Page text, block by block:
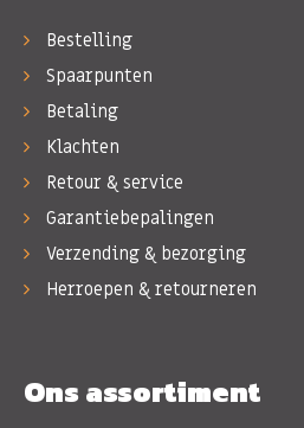
Bestelling
Spaarpunten
Betaling
Klachten
Retour & service
Garantiebepalingen
Verzending & bezorging
Herroepen & retourneren
Ons assortiment